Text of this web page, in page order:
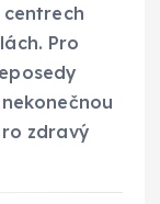
Pro
zdravý